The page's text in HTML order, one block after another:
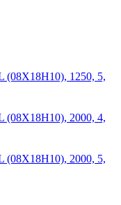
(08Х18Н10), 1250, 5,
(08Х18Н10), 2000, 4,
(08Х18Н10), 2000, 5,